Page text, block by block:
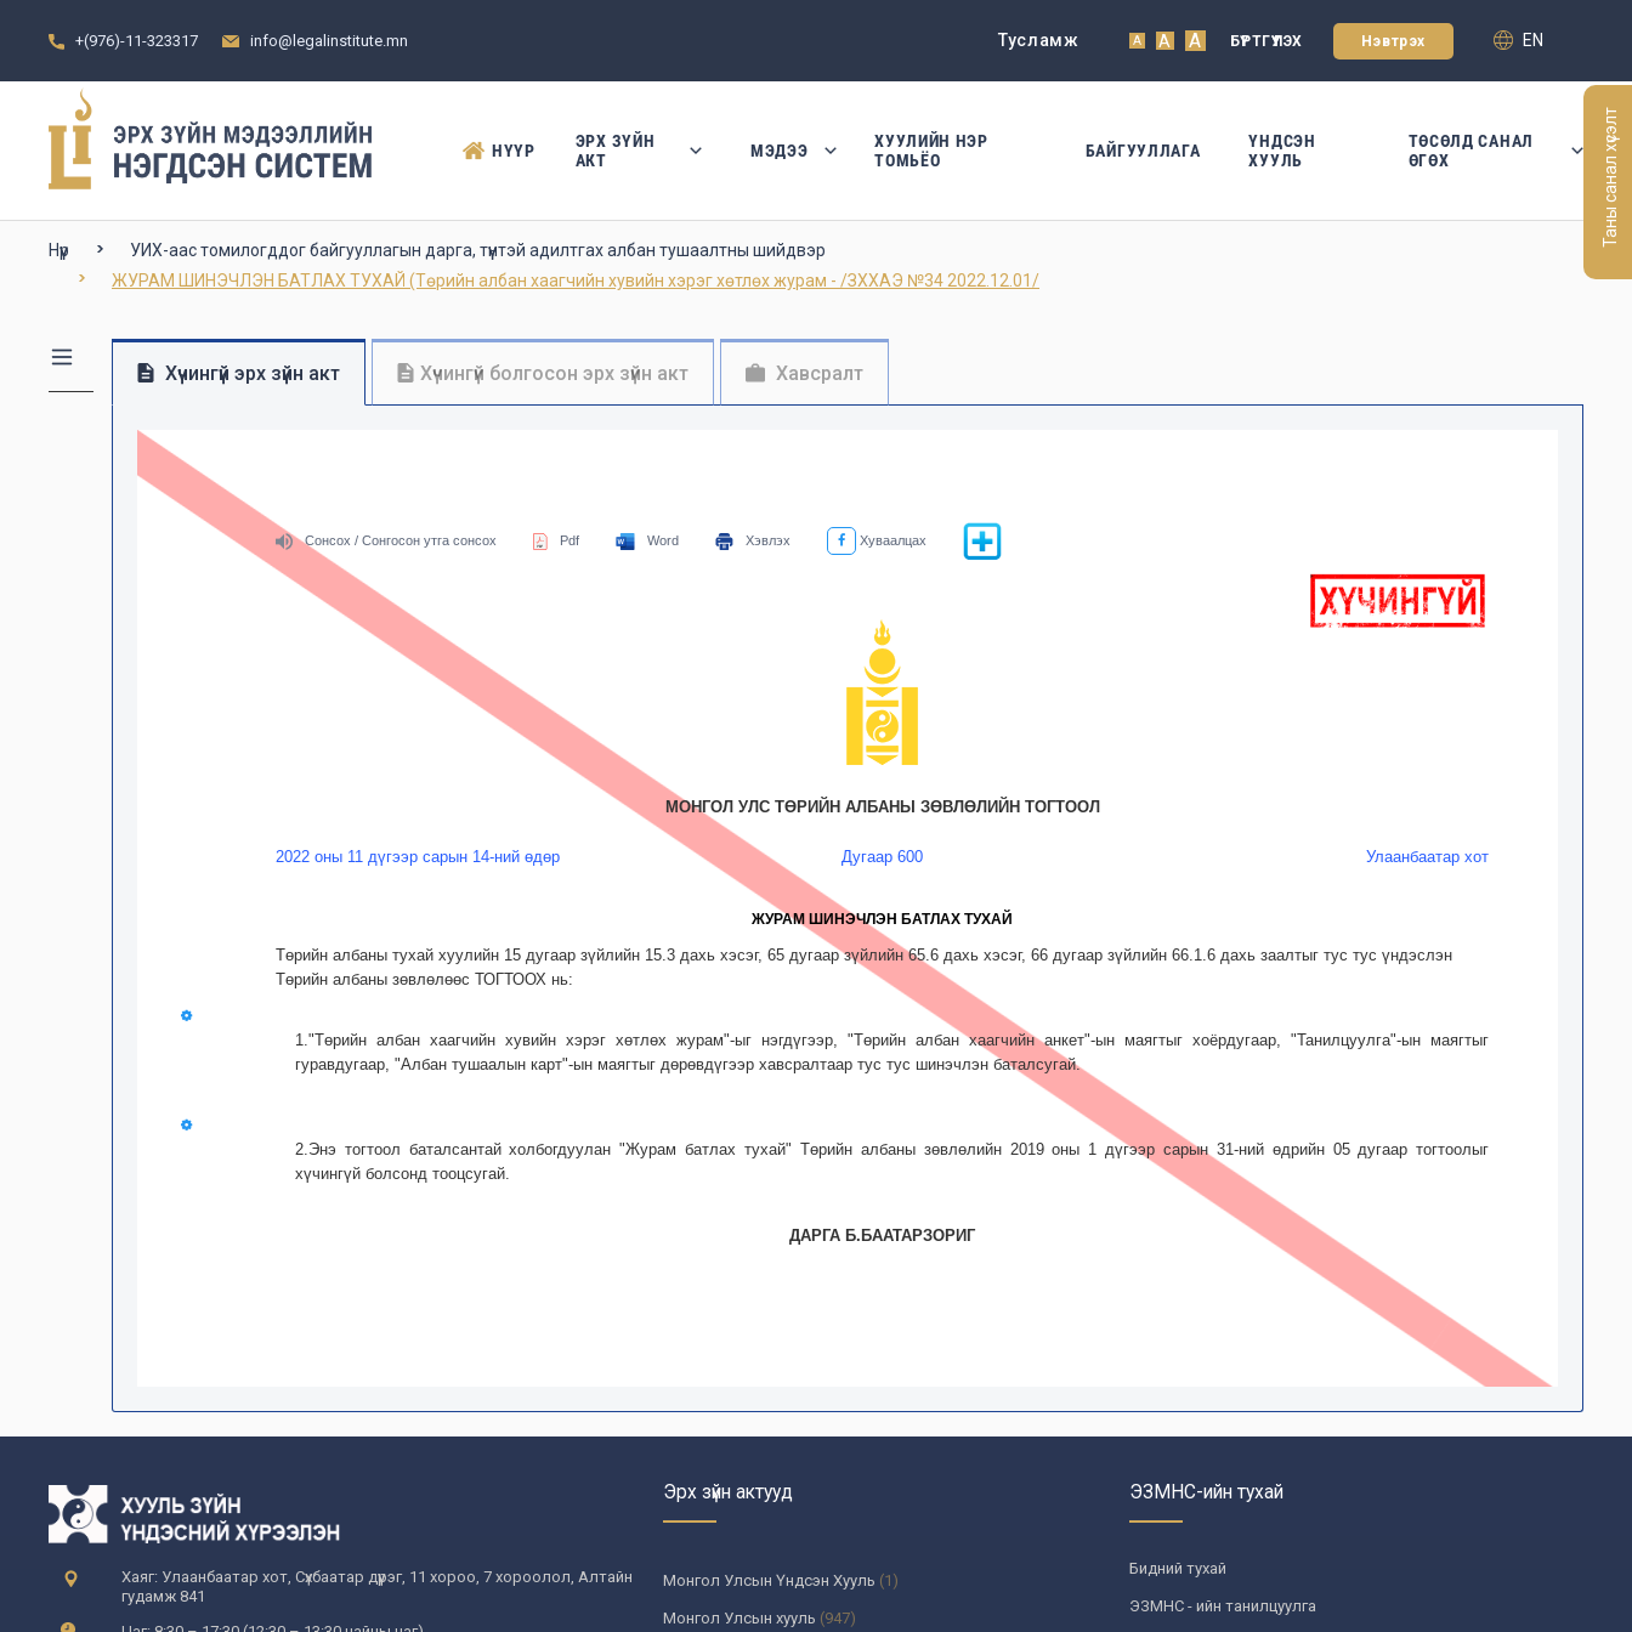
+(976)-11-323317 info@legalinstitute.mn Тусламж A A A БҮРТГҮҮЛЭХ Нэвтрэх EN
НҮҮР
ЭРХ ЗҮЙН
АКТ
МЭДЭЭ
ХУУЛИЙН НЭР
ТОМЬЁО
БАЙГУУЛЛАГА
ҮНДСЭН
ХУУЛЬ
ТӨСӨЛД САНАЛ
ӨГӨХ
Нүүр
УИХ-аас томилогддог байгууллагын дарга, түүнтэй адилтгах албан тушаалтны шийдвэр
ЖУРАМ ШИНЭЧЛЭН БАТЛАХ ТУХАЙ (Төрийн албан хаагчийн хувийн хэрэг хөтлөх журам - /ЗХХАЭ №34 2022.12.01/
Хүчингүй эрх зүйн акт Хүчингүй болгосон эрх зүйн акт Хавсралт
Сонсох / Сонгосон утга сонсох Pdf Word Хэвлэх Хуваалцах
МОНГОЛ УЛС ТӨРИЙН АЛБАНЫ ЗӨВЛӨЛИЙН ТОГТООЛ
2022 оны 11 дүгээр сарын 14-ний өдөр Дугаар 600 Улаанбаатар хот
ЖУРАМ ШИНЭЧЛЭН БАТЛАХ ТУХАЙ
Төрийн албаны тухай хуулийн 15 дугаар зүйлийн 15.3 дахь хэсэг, 65 дугаар зүйлийн 65.6 дахь хэсэг, 66 дугаар зүйлийн 66.1.6 дахь заалтыг тус тус үндэслэн
Төрийн албаны зөвлөлөөс ТОГТООХ нь:
1."Төрийн албан хаагчийн хувийн хэрэг хөтлөх журам"-ыг нэгдүгээр, "Төрийн албан хаагчийн анкет"-ын маягтыг хоёрдугаар, "Танилцуулга"-ын маягтыг
гуравдугаар, "Албан тушаалын карт"-ын маягтыг дөрөвдүгээр хавсралтаар тус тус шинэчлэн баталсугай.
2.Энэ тогтоол баталсантай холбогдуулан "Журам батлах тухай" Төрийн албаны зөвлөлийн 2019 оны 1 дүгээр сарын 31-ний өдрийн 05 дугаар тогтоолыг
хүчингүй болсонд тооцсугай.
ДАРГА Б.БААТАРЗОРИГ
Хаяг: Улаанбаатар хот, Сүхбаатар дүүрэг, 11 хороо, 7 хороолол, Алтайн
гудамж 841
Эрх зүйн актууд
Монгол Улсын Үндсэн Хууль (1)
Монгол Улсын хууль (947)
ЭЗМНС-ийн тухай
Бидний тухай
ЭЗМНС - ийн танилцуулга
Таны санал хүсэлт